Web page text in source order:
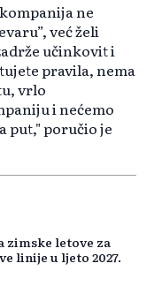
ne
već želi
učinkovit i
pravila, nema
vrlo
i nećemo
put," poručio je
zimske letove za
linije u ljeto 2027.